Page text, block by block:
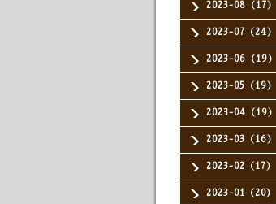
2023-08（17）
2023-07（24）
2023-06（19）
2023-05（19）
2023-04（19）
2023-03（16）
2023-02（17）
2023-01（20）